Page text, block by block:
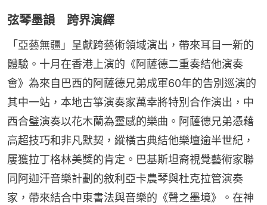
弦琴墨韻 跨界演繹
「亞藝無疆」呈獻跨藝術領域演出，帶來耳目一新的
體驗。十月在香港上演的《阿薩德二重奏結他演奏
會》為來自巴西的阿薩德兄弟成軍60年的告別巡演的
其中一站，本地古箏演奏家萬幸將特別合作演出，中
西合璧演奏以花木蘭為靈感的樂曲。阿薩德兄弟憑藉
高超技巧和非凡默契，縱橫古典結他樂壇逾半世紀，
屢獲拉丁格林美獎的肯定。巴基斯坦裔視覺藝術家聯
同阿迦汗音樂計劃的敘利亞卡農琴與杜克拉管演奏
家，帶來結合中東書法與音樂的《聲之墨境》。在神